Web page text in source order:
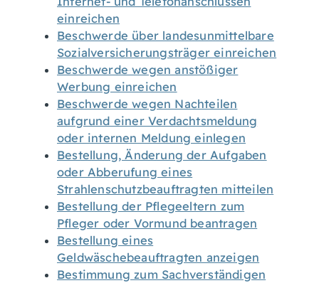
einreichen
Beschwerde über landesunmittelbare
Sozialversicherungsträger einreichen
Beschwerde wegen anstößiger
Werbung einreichen
Beschwerde wegen Nachteilen
aufgrund einer Verdachtsmeldung
oder internen Meldung einlegen
Bestellung, Änderung der Aufgaben
oder Abberufung eines
Strahlenschutzbeauftragten mitteilen
Bestellung der Pflegeeltern zum
Pfleger oder Vormund beantragen
Bestellung eines
Geldwäschebeauftragten anzeigen
Bestimmung zum Sachverständigen